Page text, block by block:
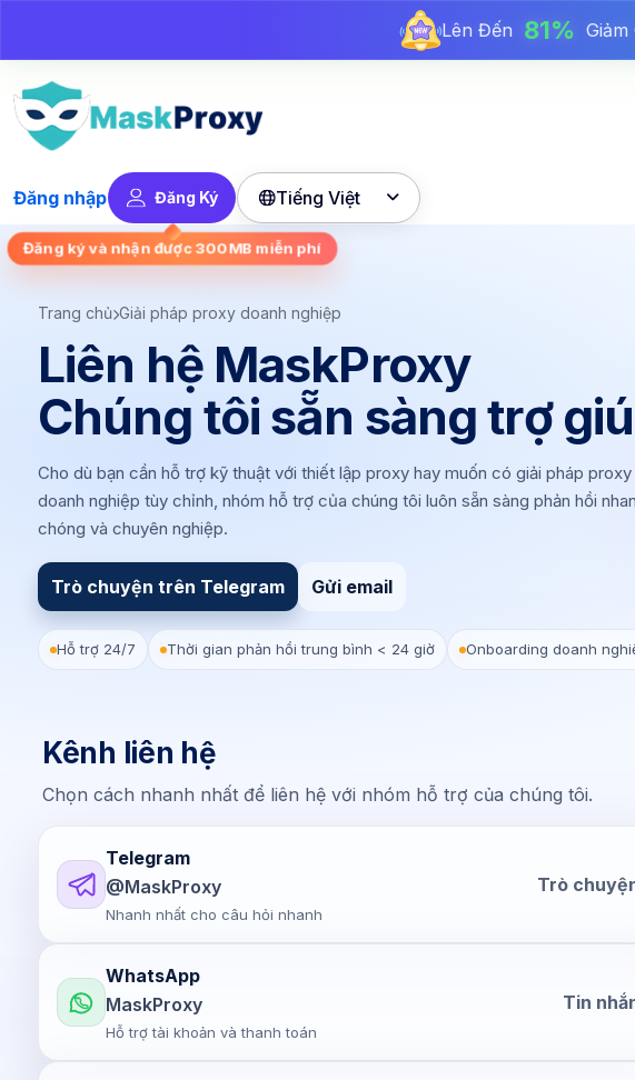
Lên Đến17%
Lên Đến25%
Giảm
Đăng nhập Đăng Ký
Đăng ký và nhận được300MBmiễn phí
Tiếng Việt 
Trang chủ Giải pháp proxy doanh nghiệp
Liên hệ MaskProxy
Chúng tôi sẵn sàng trợ
Cho dù bạn cần hỗ trợ kỹ thuật với thiết lập proxy hay muốn có giải pháp proxy
doanh nghiệp tùy chỉnh, nhóm hỗ trợ của chúng tôi luôn sẵn sàng phản hồi
chóng và chuyên nghiệp.
Trò chuyện trên Telegram Gửi email
Hỗ trợ 24/7 Thời gian phản hồi trung bình < 24 giờ Onboarding doanh
Kênh liên hệ
Chọn cách nhanh nhất để liên hệ với nhóm hỗ trợ của chúng tôi.
Telegram
@MaskProxy
Nhanh nhất cho câu hỏi nhanh
Trò
WhatsApp
MaskProxy
Hỗ trợ tài khoản và thanh toán
Tin